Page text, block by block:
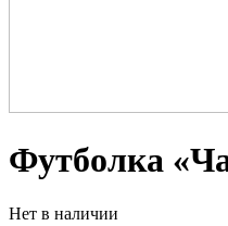
Футболка
Нет в наличии